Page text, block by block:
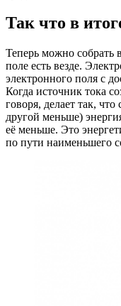
Так что в
Теперь можно собрать
поле есть везде.
электронного поля с
Когда источник тока
говоря, делает так,
другой меньше)
её меньше. Это
по пути наименьшего